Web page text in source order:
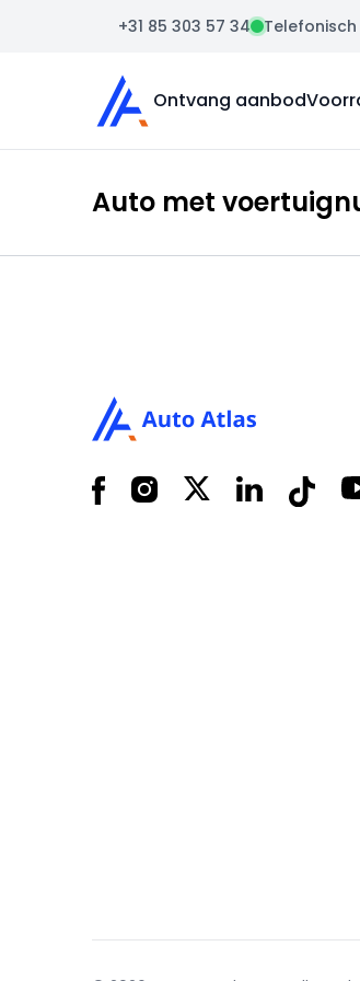
+31 85 303 57 34
Auto Atlas
Ontvang aanbod
Auto met
FacebookInstagram
X LinkedInTiktok